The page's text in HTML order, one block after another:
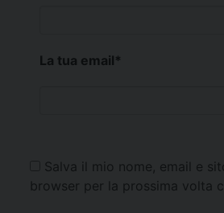
La tua email*
Salva il mio nome, email e
browser per la prossima volta